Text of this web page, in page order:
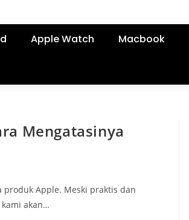
Apple Watch Macbook
Mengatasinya
Apple. Meski praktis dan
akan…